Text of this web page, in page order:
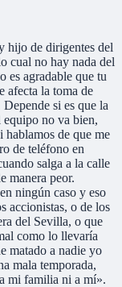
hijo de dirigentes del
cual no hay nada del
es agradable que tu
afecta la toma de
si es que la
equipo no va bien,
de que me
de teléfono en
salga a la calle
manera peor.
ningún caso y eso
accionistas, o de los
del Sevilla, o que
como lo llevaría
matado a nadie yo
mala temporada,
mi familia ni a mí».